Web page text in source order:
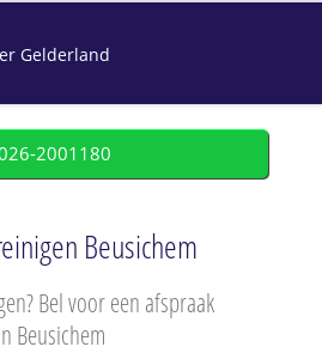
Gelderland
2001180
Beusichem
Bel voor een afspraak
Beusichem